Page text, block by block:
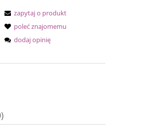
Bureta -
zapytaj o produkt
poleć znajomemu
dodaj opinię